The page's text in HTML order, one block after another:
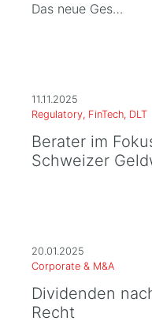
Das neue Ges…
11.11.2025
Regulatory, FinTech, DLT
Berater im
Schweizer
20.01.2025
Corporate & M&A
Dividenden
Recht